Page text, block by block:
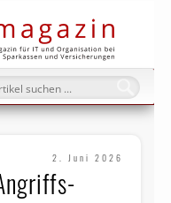
2. Juni 2026